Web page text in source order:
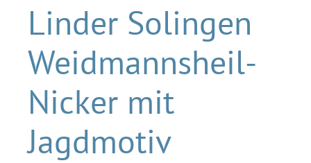
Linder Solingen
Weidmannsheil-
Nicker mit
Jagdmotiv